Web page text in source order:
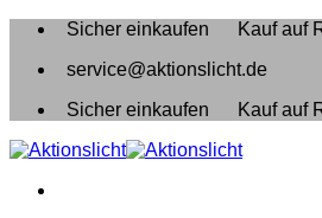
Zum
springen
Sicher einkaufen
Kauf auf
service@aktionslicht.de
Sicher einkaufen
Kauf auf